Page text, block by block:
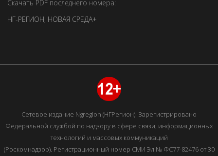
Скачать PDF последнего номера:
НГ-РЕГИОН, НОВАЯ СРЕДА+
Сетевое издание Ngregion (НГРегион). Зарегистрировано
Федеральной службой по надзору в сфере связи, информационных
технологий и массовых коммуникаций
(Роскомнадзор). Регистрационный номер СМИ Эл № ФС77-82476 от 30